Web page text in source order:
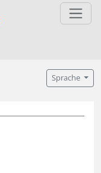
Sprache